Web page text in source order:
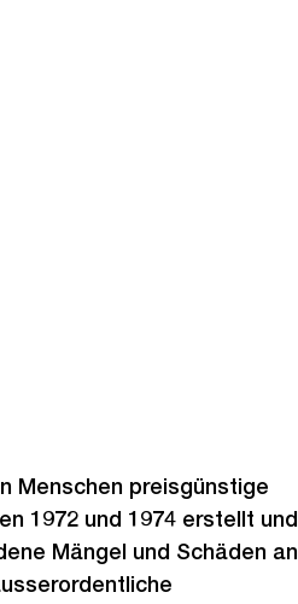
Menschen preisgünstige
1972 und 1974 erstellt und
Mängel und Schäden an